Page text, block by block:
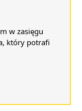
w zasięgu
który potrafi